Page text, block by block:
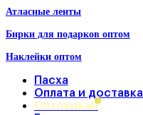
Атласные ленты
Бирки для подарков оптом
Наклейки оптом
Пасха
Оплата и доставка
Оптовикам